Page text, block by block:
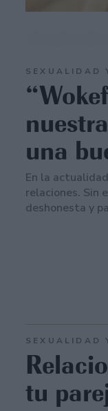
SEXUALIDAD
una
En la
relaciones. Sin
deshonesta y
SEXUALIDAD
tu